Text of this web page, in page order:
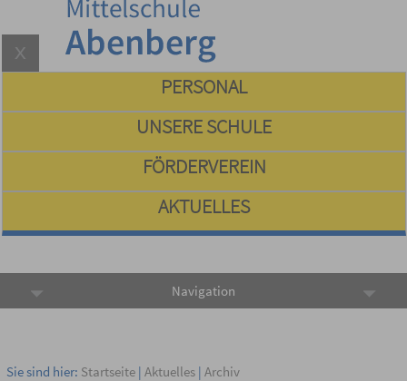
PERSONAL
UNSERE SCHULE
FÖRDERVEREIN
AKTUELLES
Navigation
Sie sind hier: Startseite| Aktuelles| Archiv